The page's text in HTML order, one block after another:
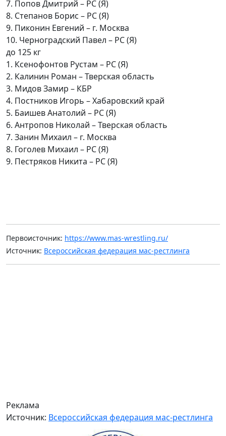
7. Попов Дмитрий – РС (Я)
8. Степанов Борис – РС (Я)
9. Пиконин Евгений – г. Москва
10. Черноградский Павел – РС (Я)
до 125 кг
1. Ксенофонтов Рустам – РС (Я)
2. Калинин Роман – Тверская область
3. Мидов Замир – КБР
4. Постников Игорь – Хабаровский край
5. Баишев Анатолий – РС (Я)
6. Антропов Николай – Тверская область
7. Занин Михаил – г. Москва
8. Гоголев Михаил – РС (Я)
9. Пестряков Никита – РС (Я)
Первоисточник: https://www.mas-wrestling.ru/
Источник: Всероссийская федерация мас-рестлинга
Реклама
Источник: Всероссийская федерация мас-рестлинга